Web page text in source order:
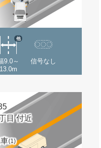
9.0～
13.0m
他
信号なし
目 付近
(1)